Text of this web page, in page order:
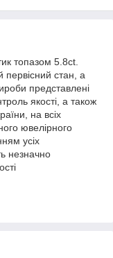
топазом 5.8ct.
первісний стан, а
представлені
якості, а також
на всіх
ювелірного
усіх
незначно